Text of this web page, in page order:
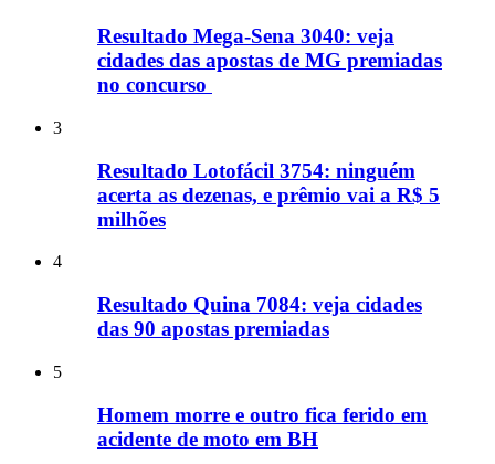
Resultado Mega-Sena 3040: veja
cidades das apostas de MG premiadas
no concurso
3
Resultado Lotofácil 3754: ninguém
acerta as dezenas, e prêmio vai a R$ 5
milhões
4
Resultado Quina 7084: veja cidades
das 90 apostas premiadas
5
Homem morre e outro fica ferido em
acidente de moto em BH